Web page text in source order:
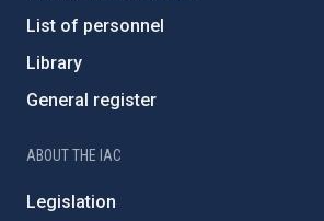
List of personnel
Library
General register
ABOUT THE IAC
Legislation